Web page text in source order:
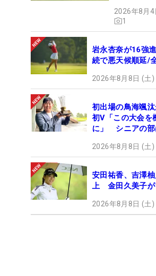
2026年8月
1
岩永杏奈が16強
続で悪天候順延/
2026年8月8日 (土
初出場の鳥海颯
初V「この大会を
に」 シニアの部
2026年8月8日 (土
安田祐香、吉澤
上 金田久美子
2026年8月8日 (土